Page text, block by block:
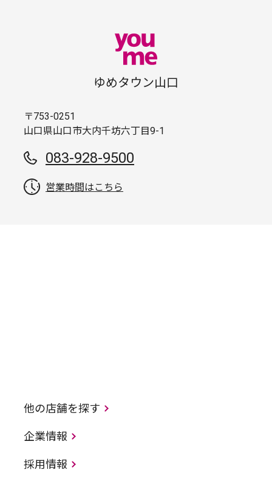
ゆめタウン山口
〒753-0251
山口県山口市大内千坊六丁目9-1
083-928-9500
営業時間はこちら
他の店舗を探す
企業情報
採用情報